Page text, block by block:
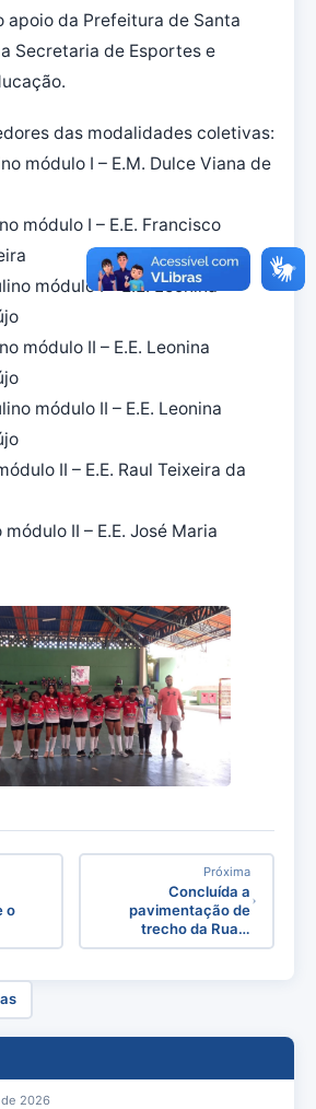
apoio da Prefeitura de Santa
Secretaria de Esportes e
das modalidades coletivas:
módulo I – E.M. Dulce Viana de
módulo I – E.E. Francisco
módulo I – E.E. Leonina
módulo II – E.E. Leonina
módulo II – E.E. Leonina
II – E.E. Raul Teixeira da
II – E.E. José Maria
o
Próxima
Concluída a
pavimentação de
trecho da Rua…
2026